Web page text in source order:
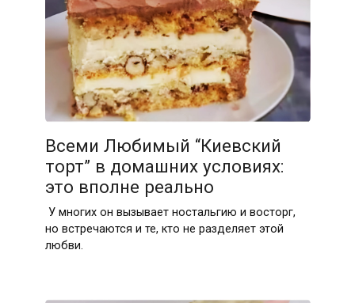
Всеми Любимый “Киевский
торт” в домашних условиях:
это вполне реально
У многих он вызывает ностальгию и восторг,
но встречаются и те, кто не разделяет этой
любви.